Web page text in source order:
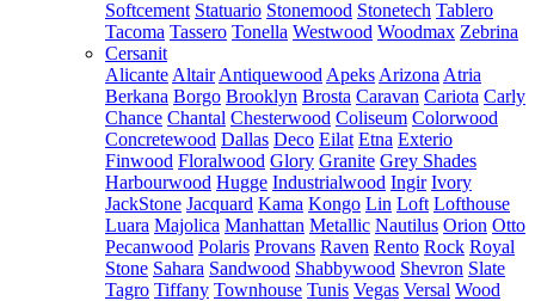
Softcement Statuario Stonemood Stonetech Tablero
Tacoma Tassero Tonella Westwood Woodmax Zebrina
Cersanit
Alicante Altair Antiquewood Apeks Arizona Atria
Berkana Borgo Brooklyn Brosta Caravan Cariota Carly
Chance Chantal Chesterwood Coliseum Colorwood
Concretewood Dallas Deco Eilat Etna Exterio
Finwood Floralwood Glory Granite Grey Shades
Harbourwood Hugge Industrialwood Ingir Ivory
JackStone Jacquard Kama Kongo Lin Loft Lofthouse
Luara Majolica Manhattan Metallic Nautilus Orion Otto
Pecanwood Polaris Provans Raven Rento Rock Royal
Stone Sahara Sandwood Shabbywood Shevron Slate
Tagro Tiffany Townhouse Tunis Vegas Versal Wood